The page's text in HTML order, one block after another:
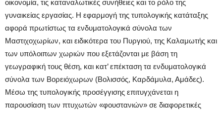
οικονομία, τις καταναλωτικές συνήθειες και το ρόλο της
γυναικείας εργασίας. Η εφαρμογή της τυπολογικής κατάταξης
αφορά πρωτίστως τα ενδυματολογικά σύνολα των
Μαστιχοχωρίων, και ειδικότερα του Πυργιού, της Καλαμωτής και
των υπόλοιπων χωριών που εξετάζονται με βάση τη
γεωγραφική τους θέση, και κατ’ επέκταση τα ενδυματολογικά
σύνολα των Βορειόχωρων (Βολισσός, Καρδάμυλα, Αμάδες).
Μέσω της τυπολογικής προσέγγισης επιτυγχάνεται η
παρουσίαση των πτυχωτών «φουστανιών» σε διαφορετικές